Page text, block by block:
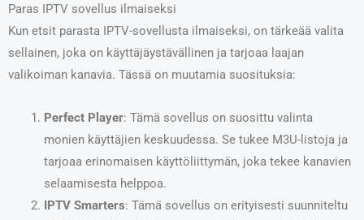
Paras IPTV sovellus ilmaiseksi
Kun etsit parasta IPTV-sovellusta ilmaiseksi, on tärkeää valita
sellainen, joka on käyttäjäystävällinen ja tarjoaa laajan
valikoiman kanavia. Tässä on muutamia suosituksia:
Perfect Player: Tämä sovellus on suosittu valinta
monien käyttäjien keskuudessa. Se tukee M3U-listoja ja
tarjoaa erinomaisen käyttöliittymän, joka tekee kanavien
selaamisesta helppoa.
IPTV Smarters: Tämä sovellus on erityisesti suunniteltu